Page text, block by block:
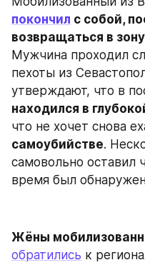
покончил с собой,
возвращаться в
Мужчина проходил
пехоты из
находился в
что не хочет снова
самоубийстве.
самовольно оставил
время был
Жёны
обратились к